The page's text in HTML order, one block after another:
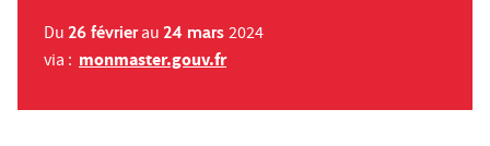
Du 26 févrierau 24 mars 2024
via : monmaster.gouv.fr